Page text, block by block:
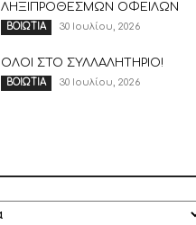
ΛΗΞΙΠΡΟΘΕΣΜΩΝ ΟΦΕΙΛΩΝ
ΒΟΙΩΤΙΑ 30 Ιουλίου, 2026
ΟΛΟΙ ΣΤΟ ΣΥΛΛΑΛΗΤΗΡΙΟ!
ΒΟΙΩΤΙΑ 30 Ιουλίου, 2026